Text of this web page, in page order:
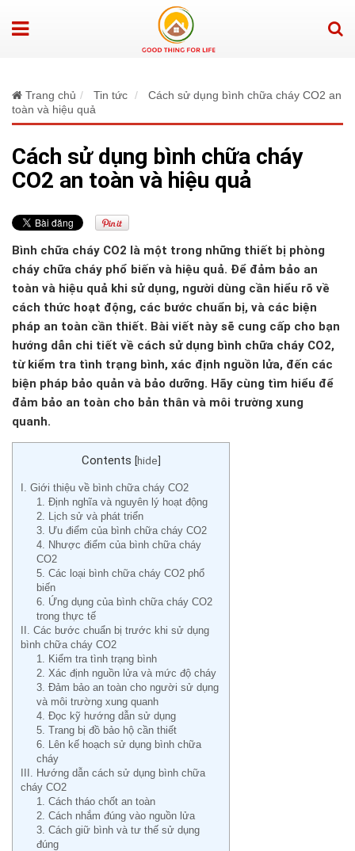
Trang chủ Tin tức
Cách sử dụng bình chữa cháy CO2 an
toàn và hiệu quả
Cách sử dụng bình chữa cháy
CO2 an toàn và hiệu quả
Bình chữa cháy CO2 là một trong những thiết bị phòng
cháy chữa cháy phổ biến và hiệu quả. Để đảm bảo an
toàn và hiệu quả khi sử dụng, người dùng cần hiểu rõ về
cách thức hoạt động, các bước chuẩn bị, và các biện
pháp an toàn cần thiết. Bài viết này sẽ cung cấp cho bạn
hướng dẫn chi tiết về cách sử dụng bình chữa cháy CO2,
từ kiểm tra tình trạng bình, xác định nguồn lửa, đến các
biện pháp bảo quản và bảo dưỡng. Hãy cùng tìm hiểu để
đảm bảo an toàn cho bản thân và môi trường xung
quanh.
Contents [hide]
I. Giới thiệu về bình chữa cháy CO2
1. Định nghĩa và nguyên lý hoạt động
2. Lịch sử và phát triển
3. Ưu điểm của bình chữa cháy CO2
4. Nhược điểm của bình chữa cháy
CO2
5. Các loại bình chữa cháy CO2 phổ
biến
6. Ứng dụng của bình chữa cháy CO2
trong thực tế
II. Các bước chuẩn bị trước khi sử dụng
bình chữa cháy CO2
1. Kiểm tra tình trạng bình
2. Xác định nguồn lửa và mức độ cháy
3. Đảm bảo an toàn cho người sử dụng
và môi trường xung quanh
4. Đọc kỹ hướng dẫn sử dụng
5. Trang bị đồ bảo hộ cần thiết
6. Lên kế hoạch sử dụng bình chữa
cháy
III. Hướng dẫn cách sử dụng bình chữa
cháy CO2
1. Cách tháo chốt an toàn
2. Cách nhắm đúng vào nguồn lửa
3. Cách giữ bình và tư thế sử dụng
đúng